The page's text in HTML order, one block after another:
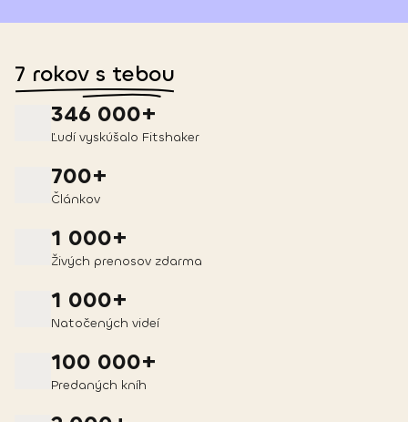
7 rokov s tebou
346 000+
Ľudí vyskúšalo Fitshaker
700+
Článkov
1 000+
Živých prenosov zdarma
1 000+
Natočených videí
100 000+
Predaných kníh